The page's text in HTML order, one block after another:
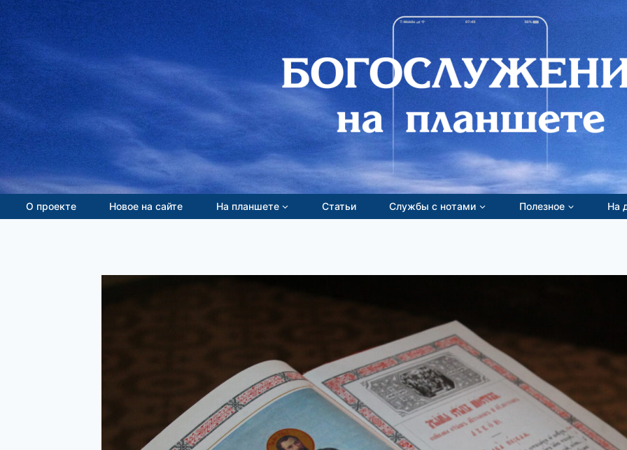
Перейти
содержимому
О проекте Новое на сайте На планшете Статьи Службы с нотами Полезное На